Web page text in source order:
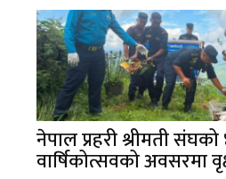
नेपाल प्रहरी श्रीमती
वार्षिकोत्सवको अवसरमा